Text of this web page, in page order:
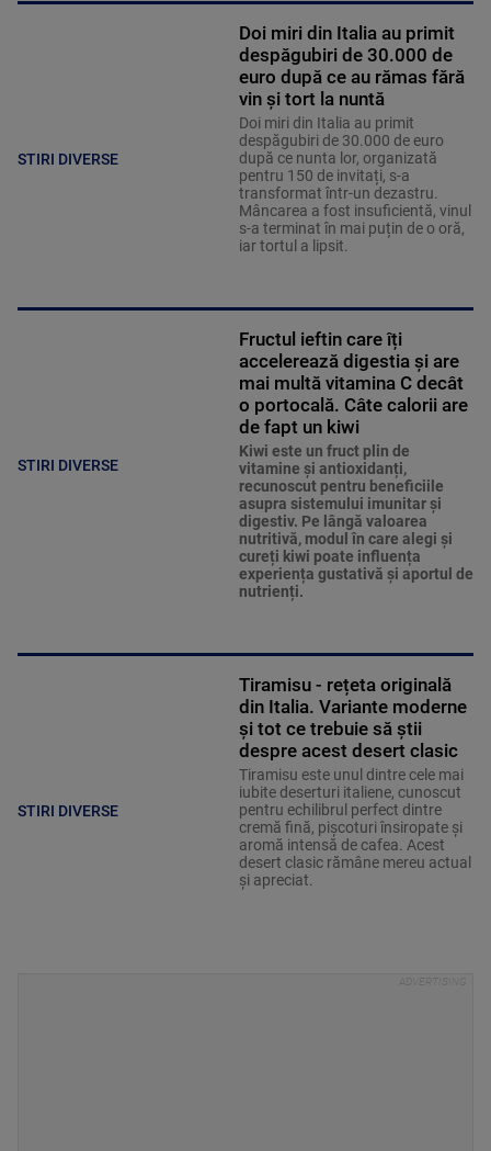
STIRI DIVERSE
Doi miri din Italia au primit
despăgubiri de 30.000 de
euro după ce au rămas fără
vin și tort la nuntă
Doi miri din Italia au primit
despăgubiri de 30.000 de euro
după ce nunta lor, organizată
pentru 150 de invitați, s-a
transformat într-un dezastru.
Mâncarea a fost insuficientă, vinul
s-a terminat în mai puțin de o oră,
iar tortul a lipsit.
STIRI DIVERSE
Fructul ieftin care îți
accelerează digestia și are
mai multă vitamina C decât
o portocală. Câte calorii are
de fapt un kiwi
Kiwi este un fruct plin de
vitamine și antioxidanți,
recunoscut pentru beneficiile
asupra sistemului imunitar și
digestiv. Pe lângă valoarea
nutritivă, modul în care alegi și
cureți kiwi poate influența
experiența gustativă și aportul de
nutrienți.
STIRI DIVERSE
Tiramisu - rețeta originală
din Italia. Variante moderne
și tot ce trebuie să știi
despre acest desert clasic
Tiramisu este unul dintre cele mai
iubite deserturi italiene, cunoscut
pentru echilibrul perfect dintre
cremă fină, pișcoturi însiropate și
aromă intensă de cafea. Acest
desert clasic rămâne mereu actual
și apreciat.